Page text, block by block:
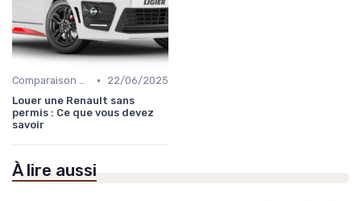
Comparaison des Modèles •
22/06/2025
Louer une Renault sans
permis : Ce que vous devez
savoir
À lire aussi